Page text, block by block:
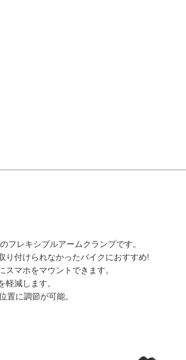
フレキシブルアームクランプです。
り付けられなかったバイクにおすすめ!
マホをマウントできます。
減します。
置に調節が可能。